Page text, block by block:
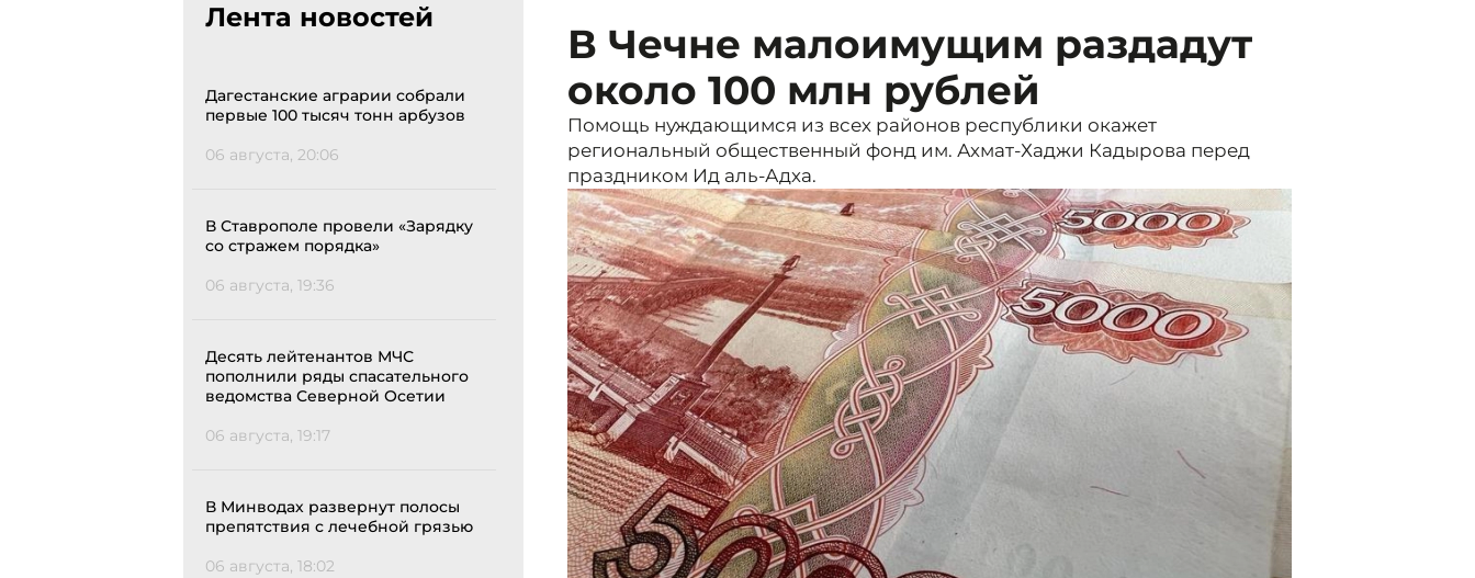
Лента новостей
Дагестанские аграрии собрали
первые 100 тысяч тонн арбузов
06 августа, 20:06
В Ставрополе провели «Зарядку
со стражем порядка»
06 августа, 19:36
Десять лейтенантов МЧС
пополнили ряды спасательного
ведомства Северной Осетии
06 августа, 19:17
В Минводах развернут полосы
препятствия с лечебной грязью
06 августа, 18:02
В Чечне малоимущим раздадут
около 100 млн рублей
Помощь нуждающимся из всех районов республики окажет
региональный общественный фонд им. Ахмат-Хаджи Кадырова перед
праздником Ид аль-Адха.